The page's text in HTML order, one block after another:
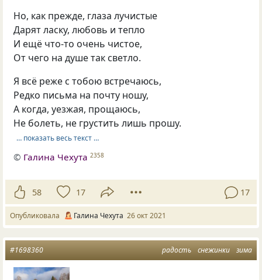
Но, как прежде, глаза лучистые
Дарят ласку, любовь и тепло
И ещё что-то очень чистое,
От чего на душе так светло.
Я всё реже с тобою встречаюсь,
Редко письма на почту ношу,
А когда, уезжая, прощаюсь,
Не болеть, не грустить лишь прошу.
… показать весь текст …
© Галина Чехута 2358
58 17 17
Опубликовала Галина Чехута 26 окт 2021
радость снежинки зима
#1698360